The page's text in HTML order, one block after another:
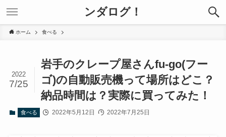
ンダログ！
ホーム 食べる
岩手のクレープ屋さんfu-go(フー
ゴ)の自動販売機って場所はどこ？
納品時間は？実際に買ってみた！
2022
7/25
食べる 2022年5月12日 2022年7月25日